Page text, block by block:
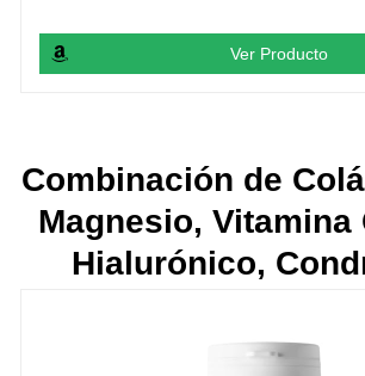
Ver Producto
Combinación de
Magnesio, Vitamina
Hialurónico,